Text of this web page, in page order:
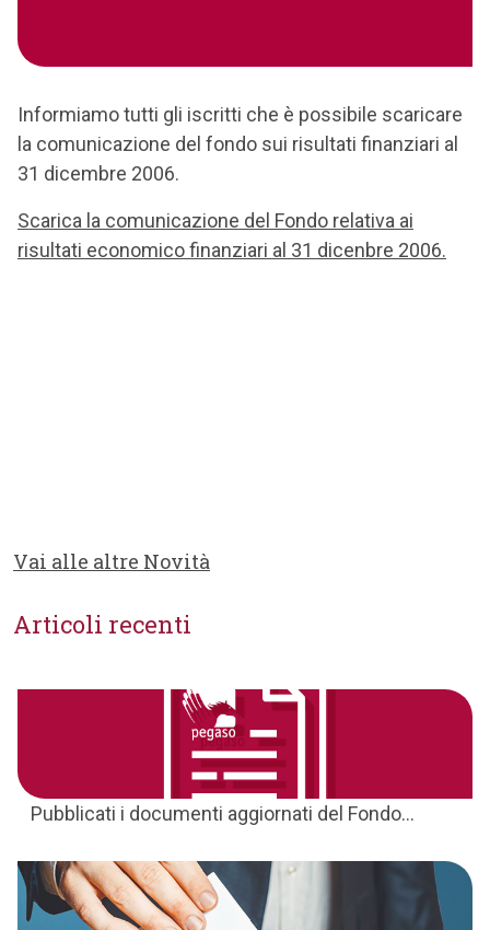
Informiamo tutti gli iscritti che è possibile scaricare
la comunicazione del fondo sui risultati finanziari al
31 dicembre 2006.
Scarica la comunicazione del Fondo relativa ai
risultati economico finanziari al 31 dicenbre 2006.
Vai alle altre Novità
Articoli recenti
Pubblicati i documenti aggiornati del Fondo...